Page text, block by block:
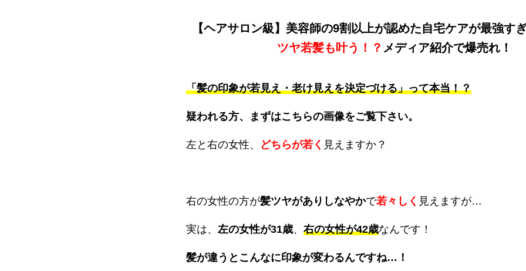
【ヘアサロン級】 美容師の9割以上が認めた自宅ケアが最強す
ツヤ若髪も叶う！？ メディア紹介で爆売れ！
「髪の印象が若見え・老け見えを決定づける」って本当！？
疑われる方、まずはこちらの画像をご覧下さい。
左と右の女性、 どちらが若く 見えますか？
右の女性の方が髪ツヤがありしなやかで若々しく 見えますが…
実は、 左の女性が31歳、 右の女性が42歳なんです！
髪が違うとこんなに印象が変わるんですね…！